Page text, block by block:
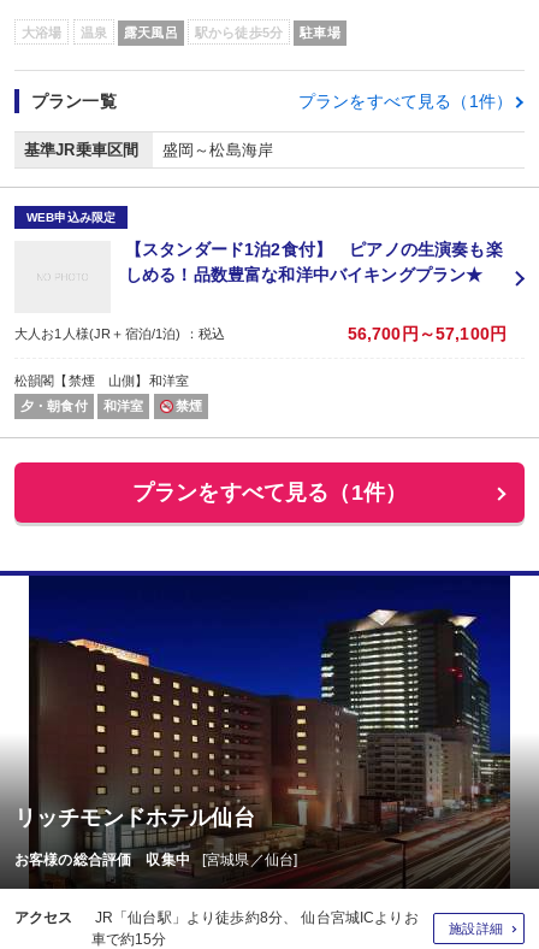
大浴場 温泉 露天風呂 駅から徒歩5分 駐車場
プラン一覧 プランをすべて見る（1件）
基準JR乗車区間 盛岡～松島海岸
WEB申込み限定
【スタンダード1泊2食付】 ピアノの生演奏も楽
しめる！品数豊富な和洋中バイキングプラン★
大人お1人様(JR＋宿泊/1泊) ：税込 56,700円～57,100円
松韻閣【禁煙 山側】和洋室
夕・朝食付
和洋室 禁煙
プランをすべて見る（1件）
リッチモンドホテル仙台
お客様の総合評価 収集中 [宮城県／仙台]
アクセス
JR「仙台駅」より徒歩約8分、 仙台宮城ICよりお
車で約15分
施設詳細